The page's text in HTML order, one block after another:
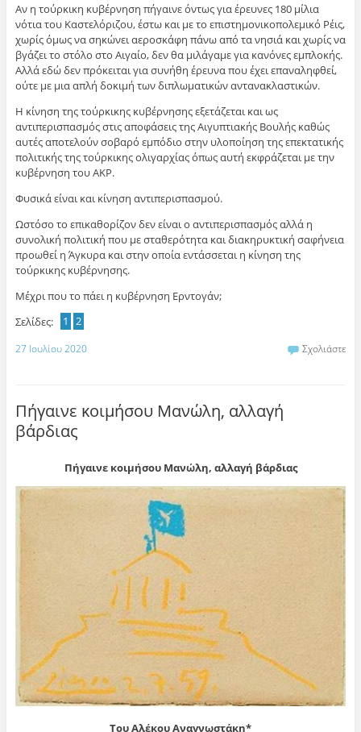
Αν η τούρκικη κυβέρνηση πήγαινε όντως για έρευνες 180 μίλια
νότια του Καστελόριζου, έστω και με το επιστημονικοπολεμικό Ρέις,
χωρίς όμως να σηκώνει αεροσκάφη πάνω από τα νησιά και χωρίς να
βγάζει το στόλο στο Αιγαίο, δεν θα μιλάγαμε για κανόνες εμπλοκής.
Αλλά εδώ δεν πρόκειται για συνήθη έρευνα που έχει επαναληφθεί,
ούτε με μια απλή δοκιμή των διπλωματικών αντανακλαστικών.
Η κίνηση της τούρκικης κυβέρνησης εξετάζεται και ως
αντιπερισπασμός στις αποφάσεις της Αιγυπτιακής Βουλής καθώς
αυτές αποτελούν σοβαρό εμπόδιο στην υλοποίηση της επεκτατικής
πολιτικής της τούρκικης ολιγαρχίας όπως αυτή εκφράζεται με την
κυβέρνηση του ΑΚΡ.
Φυσικά είναι και κίνηση αντιπερισπασμού.
Ωστόσο το επικαθορίζον δεν είναι ο αντιπερισπασμός αλλά η
συνολική πολιτική που με σταθερότητα και διακηρυκτική σαφήνεια
προωθεί η Άγκυρα και στην οποία εντάσσεται η κίνηση της
τούρκικης κυβέρνησης.
Μέχρι που το πάει η κυβέρνηση Ερντογάν;
Σελίδες:
1 2
27 Ιουλίου 2020 Σχολιάστε
Πήγαινε κοιμήσου Μανώλη, αλλαγή
βάρδιας
Πήγαινε κοιμήσου Μανώλη, αλλαγή βάρδιας
Του Αλέκου Αναγνωστάκη*